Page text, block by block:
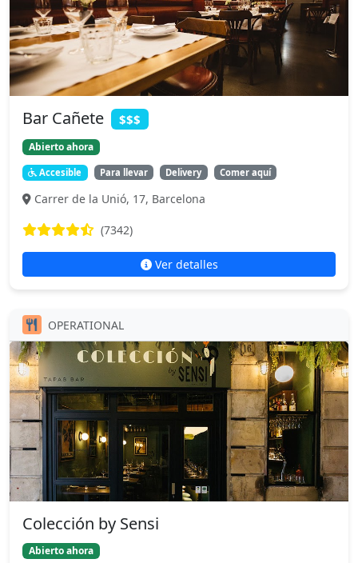
Bar Cañete $$$
Abierto ahora
Accesible Para llevar Delivery Comer aquí
Carrer de la Unió, 17, Barcelona
(7342)
Ver detalles
OPERATIONAL
Colección by Sensi
Abierto ahora